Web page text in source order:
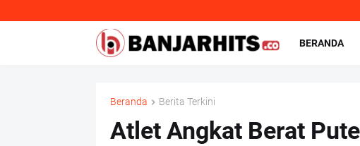
BERANDA
Beranda Berita Terkini
Atlet Angkat Berat